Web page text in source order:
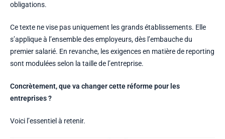
obligations.
Ce texte ne vise pas uniquement les grands établissements. Elle
s’applique à l’ensemble des employeurs, dès l’embauche du
premier salarié. En revanche, les exigences en matière de reporting
sont modulées selon la taille de l’entreprise.
Concrètement, que va changer cette réforme pour les
entreprises ?
Voici l’essentiel à retenir.